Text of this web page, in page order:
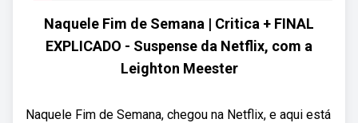
Naquele Fim de Semana | Critica + FINAL
EXPLICADO - Suspense da Netflix, com a
Leighton Meester
Naquele Fim de Semana, chegou na Netflix, e aqui está